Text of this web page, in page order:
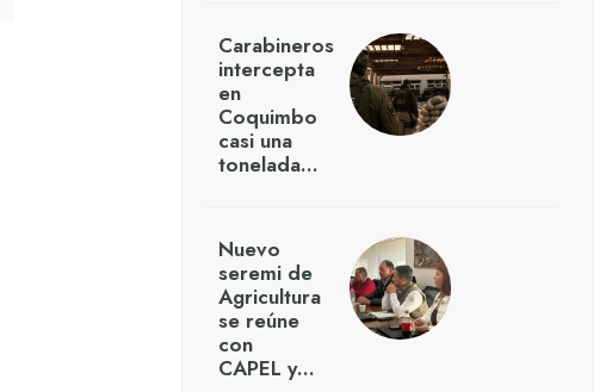
Carabineros
intercepta
en
Coquimbo
casi una
tonelada…
Nuevo
seremi de
Agricultura
se reúne
con
CAPEL y…